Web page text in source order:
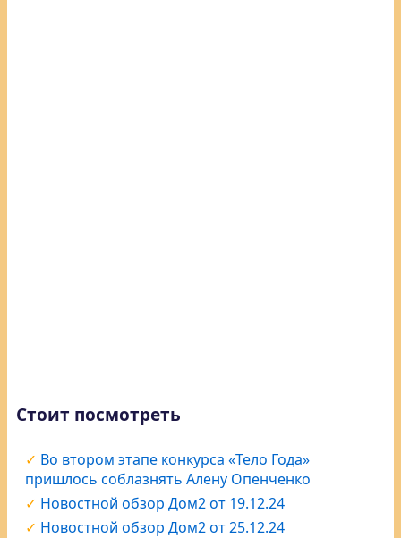
Стоит посмотреть
Во втором этапе конкурса «Тело Года»
пришлось соблазнять Алену Опенченко
Новостной обзор Дом2 от 19.12.24
Новостной обзор Дом2 от 25.12.24